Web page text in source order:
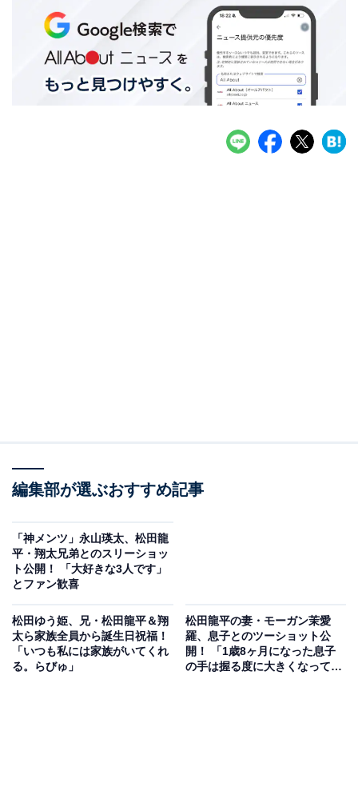
編集部が選ぶおすすめ記事
「神メンツ」永山瑛太、松田龍
平・翔太兄弟とのスリーショッ
ト公開！ 「大好きな3人です」
とファン歓喜
松田ゆう姫、兄・松田龍平＆翔
太ら家族全員から誕生日祝福！
「いつも私には家族がいてくれ
る。らびゅ」
松田龍平の妻・モーガン茉愛
羅、息子とのツーショット公
開！ 「1歳8ヶ月になった息子
の手は握る度に大きくなってい